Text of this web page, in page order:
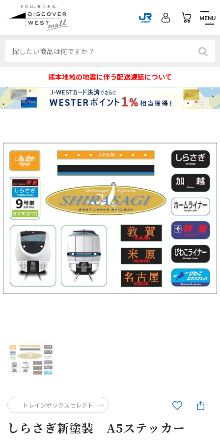
MENU
熊本地域の地震に伴う配送遅延について
しらさぎ新塗装 A5ステッカー
トレインボックスセレクト